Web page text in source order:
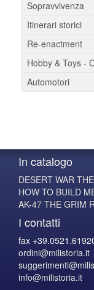
Sopravvivenza
Itinerari storici
Re-enactment
Hobby & Toys -
Automotori
In catalogo
DESERT WAR
HOW TO BUILD
AK-47 THE GRIM
I contatti
fax
ordini@milistoria.it
info@milistoria.it